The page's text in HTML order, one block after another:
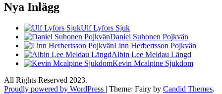
Nya Inlägg
Ulf Lyfors Sjuk
Daniel Suhonen Pojkvän
Linn Herbertsson Pojkvän
Albin Lee Meldau Längd
Kevin Mcalpine Sjukdom
All Rights Reserved 2023.
Proudly powered by WordPress | Theme: Fairy by Candid Themes.